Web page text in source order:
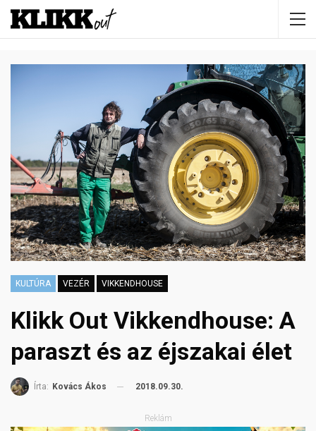
KULTÚRA VEZÉR VIKKENDHOUSE
Klikk Out Vikkendhouse: A
paraszt és az éjszakai élet
Írta: Kovács Ákos 2018.09.30.
Reklám